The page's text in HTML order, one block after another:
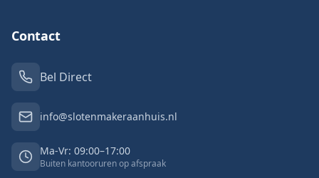
Contact
Bel Direct
info@slotenmakeraanhuis.nl
Ma-Vr: 09:00–17:00
Buiten kantooruren op afspraak